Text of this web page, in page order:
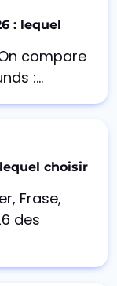
: lequel
compare
:...
choisir
Frase,
des